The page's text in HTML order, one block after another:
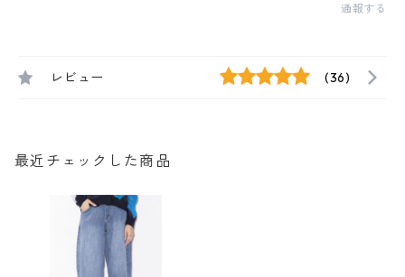
通報する
レビュー (36)
最近チェックした商品